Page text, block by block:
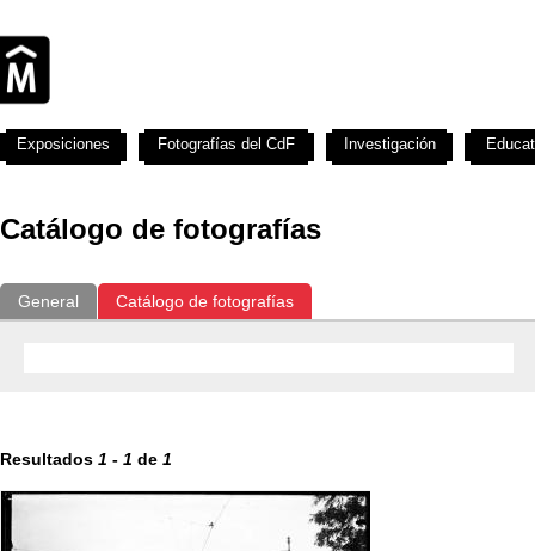
Catálogo de fotografías
General Catálogo de fotografías
Resultados 1 - 1 de 1
Exposiciones Fotografías del CdF Investigación